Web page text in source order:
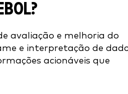
avaliação e melhoria do
e interpretação de
acionáveis que